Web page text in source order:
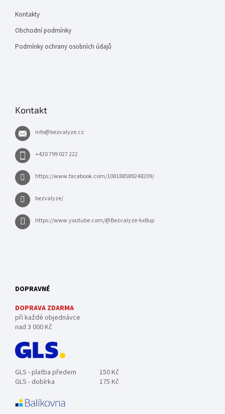
Kontakty
Obchodní podmínky
Podmínky ochrany osobních údajů
Kontakt
info@bezvalyze.cz
+420 799 027 222
https://www.facebook.com/108188589248209/
bezvalyze/
https://www.youtube.com/@Bezvalyze-kx8up
DOPRAVNÉ
DOPRAVA ZDARMA
při každé objednávce
nad 3 000 Kč
GLS - platba předem
150 Kč
GLS - dobírka
175 Kč